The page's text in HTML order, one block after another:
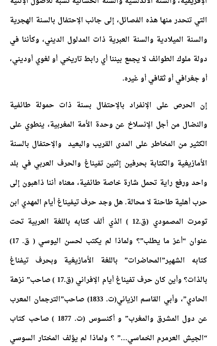
التي تنحدر منها هذه الفصائل، إلى جانب الإحتفال بالسنة الهجرية
والسنة الميلادية والسنة العبرية ذات المدلول الديني، وكأننا في
دولة ملوك الطوائف لا يجمع بيننا أي رابط تاريخي أو لغوي أوديني،
أو جغرافي أو ثقافي أو غيره.
إن الحرص على الإنفراد بالإحتفال بسنة ذات حمولة طائفية
والنضال من أجل الإنسلاخ عن وحدة الأمة المغربية، ينطوي على
الكثير من المخاطر على المدى القريب والبعيد والإحتفال بالسنة
الأمازيغية والكتابة بحرفين إثنين تفيناغ والحرف العربي في بلد
واحد ورفع راية تحمل شارة خاصة طائفية، معناه أننا ذاهبون إلى
حرب أهلية طاحنة لا محالة. هل وجد حرف تيفيناغ أيام المهدي ابن
تومرت المصمودي (ق.12 ) الذي ألف كتابه باللغة العربية تحت
عنوان “أعز ما يطلب”؟ ولماذا لم يكتب لحسن اليوسي ( ق. 17)
كتابه الشهير”المحاضرات” باللغة الأمازيغية وبحرف تيفناغ
بالذات؟ وأين كان حرف تفيناغ أيام الإفراني (ق.17 ) صاحب” نزهة
الحادي”، وأبي القاسم الزياني(ت. 1833) صاحب”الترجمان المعرب
عن دول المشرق والمغرب” و أكنسوس (ت. 1877 ) صاحب كتاب
“الجيش العرمرم الخماسي…” ؟ ولماذا لم يؤلف المختار السوسي